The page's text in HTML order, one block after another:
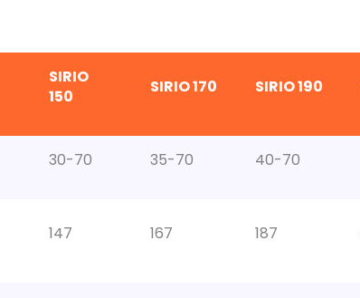
SIRIO
150
SIRIO 170 SIRIO 190
30-70 35-70 40-70
147 167 187